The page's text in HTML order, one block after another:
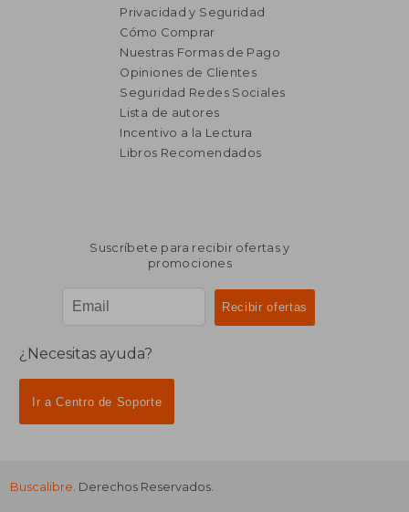
₡ 17.707
Privacidad y Seguridad
Cómo Comprar
Nuestras Formas de Pago
Opiniones de Clientes
Seguridad Redes Sociales
Lista de autores
Incentivo a la Lectura
Libros Recomendados
Suscríbete para recibir ofertas y
promociones
¿Necesitas ayuda?
Ir a Centro de Soporte
Buscalibre. Derechos Reservados.